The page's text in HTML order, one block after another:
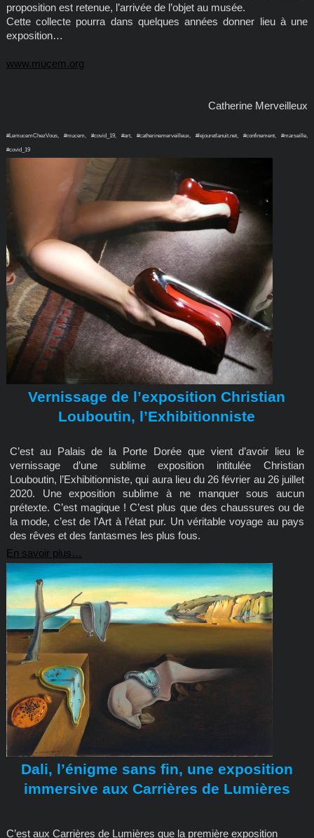
proposition est retenue, l’arrivée de l’objet au musée.
Cette collecte pourra dans quelques années donner lieu à une
exposition…
www.mucem.org
Catherine Merveilleux
#LemucemChezVous, #mucem, #covid_19, #art, #catherinemerveilleux, #lejouretlanuit.net, #confinement, #marseille,
#covid_19
Vernissage de l’exposition Christian
Louboutin, l’Exhibitionniste
C’est au Palais de la Porte Dorée que vient d’avoir lieu le
vernissage d’une sublime exposition intitulée Christian
Louboutin, l’Exhibitionniste, qui aura lieu du 26 février au 26 juillet
2020. Une exposition sublime à ne manquer sous aucun
prétexte. C’est magique ! C’est plus que des chaussures ou de
la mode, c’est de l’Art à l’état pur. Un véritable voyage au pays
des rêves et des fantasmes les plus fous.
En savoir plus…
Dali, l’énigme sans fin, une exposition
immersive aux Carrières de Lumières
C’est aux Carrières de Lumières que la première exposition